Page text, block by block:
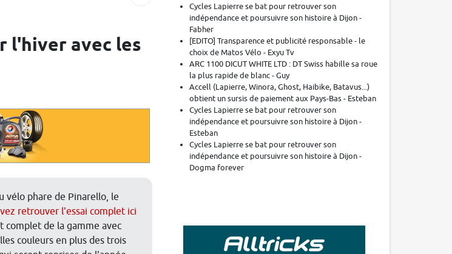
l'hiver avec les
vélo phare de Pinarello, le
retrouver l'essai complet ici
complet de la gamme avec
couleurs en plus des trois
Cycles Lapierre se bat pour retrouver son
indépendance et poursuivre son histoire à Dijon -
Fabher
[EDITO] Transparence et publicité responsable - le
choix de Matos Vélo - Exyu Tv
ARC 1100 DICUT WHITE LTD : DT Swiss habille sa roue
la plus rapide de blanc - Guy
Accell (Lapierre, Winora, Ghost, Haibike, Batavus...)
obtient un sursis de paiement aux Pays-Bas - Esteban
Cycles Lapierre se bat pour retrouver son
indépendance et poursuivre son histoire à Dijon -
Esteban
Cycles Lapierre se bat pour retrouver son
indépendance et poursuivre son histoire à Dijon -
Dogma forever